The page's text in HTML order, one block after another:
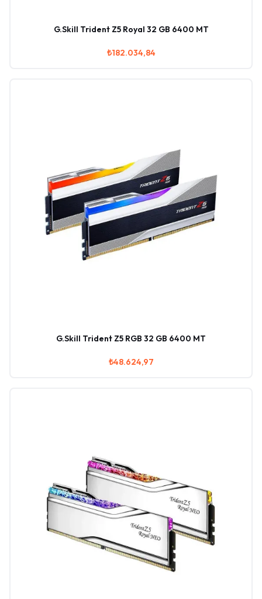
G.Skill Trident Z5 Royal 32 GB 6400 MT
₺182.034,84
G.Skill Trident Z5 RGB 32 GB 6400 MT
₺48.624,97